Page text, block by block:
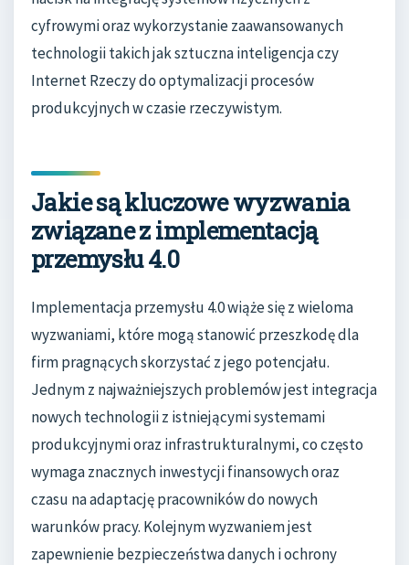
cyfrowymi oraz wykorzystanie zaawansowanych
technologii takich jak sztuczna inteligencja czy
Internet Rzeczy do optymalizacji procesów
produkcyjnych w czasie rzeczywistym.
Jakie są kluczowe wyzwania
związane z implementacją
przemysłu 4.0
Implementacja przemysłu 4.0 wiąże się z wieloma
wyzwaniami, które mogą stanowić przeszkodę dla
firm pragnących skorzystać z jego potencjału.
Jednym z najważniejszych problemów jest integracja
nowych technologii z istniejącymi systemami
produkcyjnymi oraz infrastrukturalnymi, co często
wymaga znacznych inwestycji finansowych oraz
czasu na adaptację pracowników do nowych
warunków pracy. Kolejnym wyzwaniem jest
zapewnienie bezpieczeństwa danych i ochrony